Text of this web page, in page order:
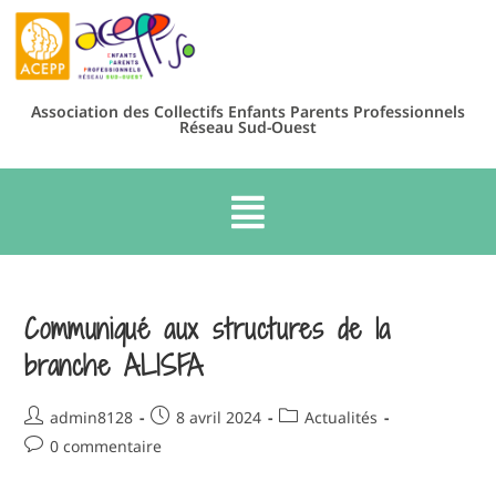
Association des Collectifs Enfants Parents Professionnels
Réseau Sud-Ouest
Communiqué aux structures de la
branche ALISFA
admin8128 8 avril 2024
Actualités
0 commentaire